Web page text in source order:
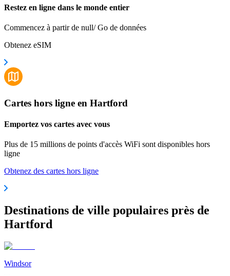
Restez en ligne dans le monde entier
Commencez à partir de null/ Go de données
Obtenez eSIM
Cartes hors ligne en Hartford
Emportez vos cartes avec vous
Plus de 15 millions de points d'accès WiFi sont disponibles hors
ligne
Obtenez des cartes hors ligne
Destinations de ville populaires près de
Hartford
Windsor